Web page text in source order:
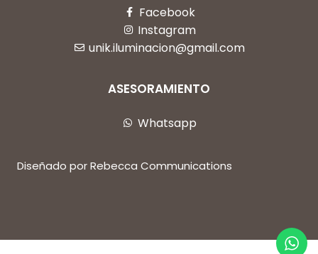
Facebook
Instagram
unik.iluminacion@gmail.com
ASESORAMIENTO
Whatsapp
Diseñado por Rebecca Communications